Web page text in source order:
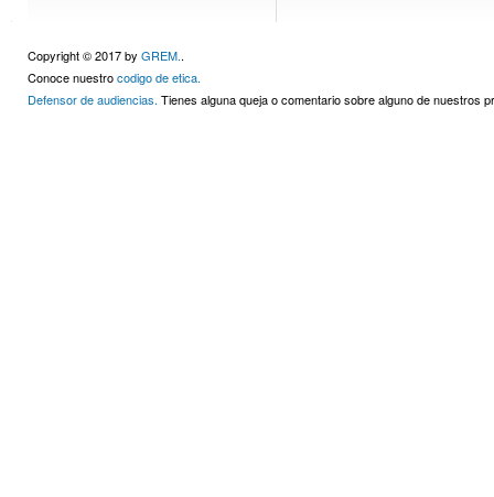
Copyright © 2017 by GREM..
Conoce nuestrocodigo de etica.
Defensor de audiencias. Tienes alguna queja o comentario sobre alguno de nuestros